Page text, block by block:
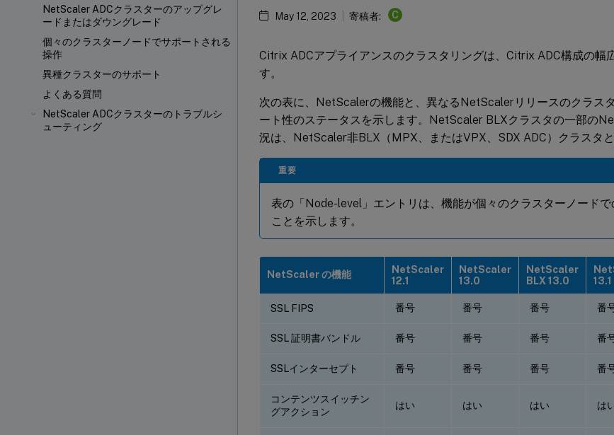
NetScaler ADCクラスターのアップグレ
ードまたはダウングレード
個々のクラスターノードでサポートされる
操作
異種クラスターのサポート
よくある質問
NetScaler ADCクラスターのトラブルシ
ューティング
May 12, 2023 寄稿者: C
Citrix ADCアプライアンスのクラスタリングは、Citrix ADC構成の幅
す。
次の表に、NetScalerの機能と、異なるNetScalerリリースのクラス
ート性のステータスを示します。NetScaler BLXクラスタの一部の
況は、NetScaler非BLX（MPX、またはVPX、SDX ADC）クラスタと
重要
表の「Node-level」エントリは、機能が個々のクラスターノード
ことを示します。
NetScaler の機能
NetScaler
12.1
NetScaler
13.0
NetScaler
BLX 13.0
13.1
SSL FIPS 番号 番号 番号 番
SSL 証明書バンドル 番号 番号 番号 番
SSLインターセプト 番号 番号 番号 番
コンテンツスイッチン
グアクション
はい はい はい は